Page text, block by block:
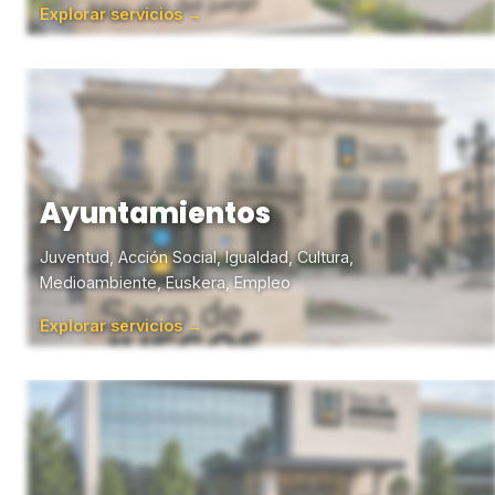
Explorar servicios →
Ayuntamientos
Juventud, Acción Social, Igualdad, Cultura,
Medioambiente, Euskera, Empleo
Explorar servicios →